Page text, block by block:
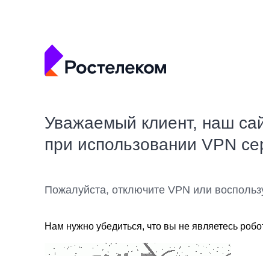
Уважаемый клиент, наш
при использовании VPN
Пожалуйста, отключите VPN или
Нам нужно убедиться, что вы не являетесь